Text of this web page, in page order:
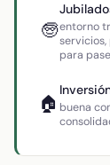
🧓entorno
servicios,
para
🏠 buena